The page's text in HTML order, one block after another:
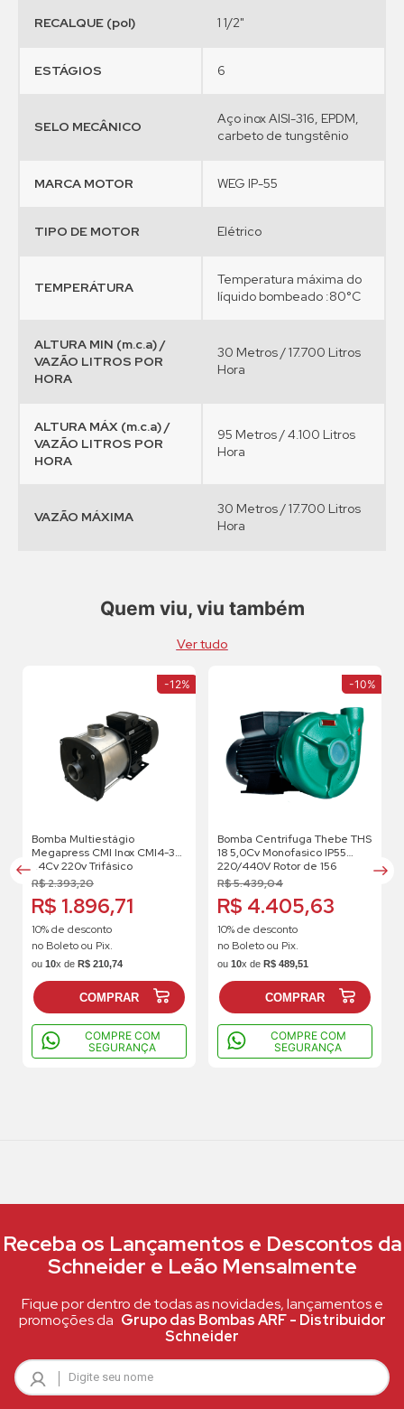
RECALQUE (pol) 1 1/2"
ESTÁGIOS 6
SELO MECÂNICO
Aço inox AISI-316, EPDM,
carbeto de tungstênio
MARCA MOTOR WEG IP-55
TIPO DE MOTOR Elétrico
TEMPERÁTURA
Temperatura máxima do
líquido bombeado :80°C
ALTURA MIN (m.c.a) /
VAZÃO LITROS POR
HORA
30 Metros / 17.700 Litros
Hora
ALTURA MÁX (m.c.a) /
VAZÃO LITROS POR
HORA
95 Metros / 4.100 Litros
Hora
VAZÃO MÁXIMA
30 Metros / 17.700 Litros
Hora
Quem viu, viu também
Ver tudo
-12%
Bomba Multiestágio
Megapress CMI Inox CMI4-3
1.4Cv 220v Trifásico
R$2.393,20
R$ 1.896,71
10% de desconto
no Boleto ou Pix.
ou 10x de R$ 210,74
COMPRAR
COMPRE COM
SEGURANÇA
-10%
Bomba Centrifuga Thebe THS
18 5,0Cv Monofasico IP55
220/440V Rotor de 156
R$5.439,04
R$ 4.405,63
10% de desconto
no Boleto ou Pix.
ou 10x de R$ 489,51
COMPRAR
COMPRE COM
SEGURANÇA
Receba os Lançamentos e Descontos da
Schneider e Leão Mensalmente
Fique por dentro de todas as novidades, lançamentos e
promoções da Grupo das Bombas ARF - Distribuidor
Schneider